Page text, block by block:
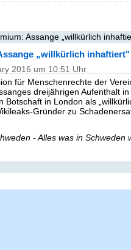
Assange „willkürlich
„willkürlich inhaftiert"
2016 um 10:51 Uhr
für Menschenrechte der
dreijährigen Aufenthalt
Botschaft in London als
Gründer zu
- Alles was in Schweden